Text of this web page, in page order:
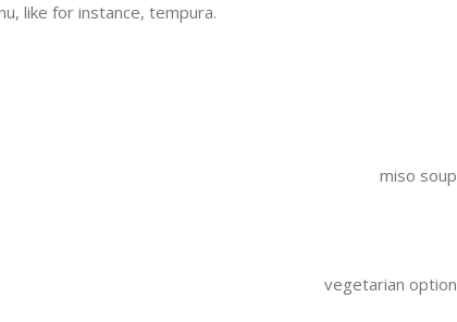
like for instance, tempura.
miso soup
vegetarian option